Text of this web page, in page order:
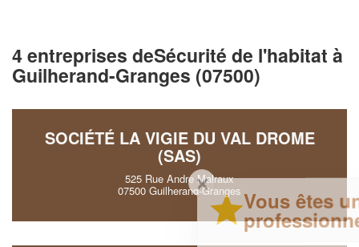
4 entreprises deSécurité de l'habitat à
Guilherand-Granges (07500)
SOCIÉTÉ LA VIGIE DU VAL DROME
(SAS)
525 Rue Andre Malraux
07500 Guilherand-Granges
Vous êtes un
professionnel ?